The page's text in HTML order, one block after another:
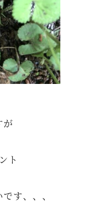
が
ト
す、、、